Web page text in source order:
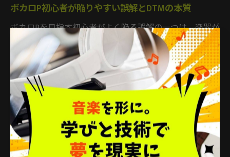
ボカロP初心者が陥りやすい誤解とDTMの本質
ボカロPを目指す初心者がよく陥る誤解の一つは、楽器が
弾けないと作曲できないという思い込みです。しかし、
DTMやボーカロイドの世界では、パソコンとソフトがあ
れば楽器経験がなくても楽曲制作が可能です。実際、多
くの現役ボカロPもキーボードやギターが弾けない方が
少なくありません。
また、「ボカロ作曲 難しい」と感じる方も多いですが、
その理由の多くは自己流で挑戦し、基礎や手順が分から